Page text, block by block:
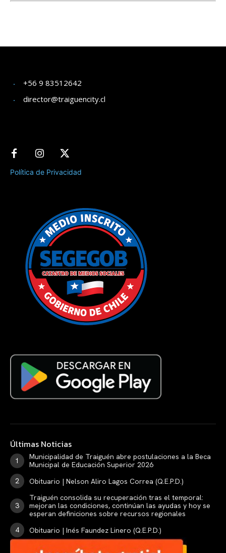
+56 9 83512642
director@traiguencity.cl
Política de Privacidad
Últimas Noticias
Municipalidad de Traiguén abre postulaciones a la Beca
Municipal de Educación Superior 2026
Obituario | Nelson Aliro Lagos Correa (Q.E.P.D.)
Traiguén consolida su recuperación tras el temporal:
mejoran las condiciones, continúan las ayudas y hoy se
esperan definiciones sobre recursos regionales
Obituario | Inés Faundez Linero (Q.E.P.D.)